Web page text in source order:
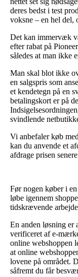
deres bedst i test
voksne – en hel del,
Det kan immervæk
efter rabat på
således at man ikke
Man skal blot ikke
en salgspris som
et kendetegn på en
betalingskort er på
svindlende
Vi anbefaler køb
kan du anvende et
afdrage prisen
Før nogen køber i
løbe igennem
tidskrævende
En anden løsning er
verificeret af e-
online webshoppen
at online
lovene på området.
såfremt du får